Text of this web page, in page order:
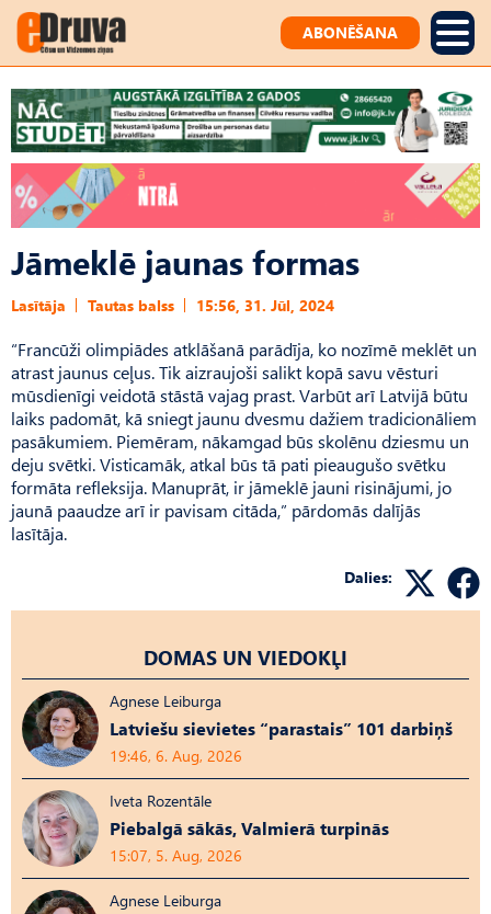
ABONĒŠANA
Jāmeklē jaunas formas
Lasītāja Tautas balss 15:56, 31. Jūl, 2024
“Francūži olimpiādes atklāšanā parādīja, ko nozīmē meklēt un
atrast jaunus ceļus. Tik aizraujoši salikt kopā savu vēsturi
mūsdienīgi veidotā stāstā vajag prast. Varbūt arī Latvijā būtu
laiks padomāt, kā sniegt jaunu dvesmu dažiem tradicionāliem
pasākumiem. Piemēram, nākamgad būs skolēnu dziesmu un
deju svētki. Visticamāk, atkal būs tā pati pieaugušo svētku
formāta refleksija. Manuprāt, ir jāmeklē jauni risinājumi, jo
jaunā paaudze arī ir pavisam citāda,” pārdomās dalījās
lasītāja.
Dalies:
DOMAS UN VIEDOKĻI
Agnese Leiburga
Latviešu sievietes “parastais” 101 darbiņš
19:46, 6. Aug, 2026
Iveta Rozentāle
Piebalgā sākās, Valmierā turpinās
15:07, 5. Aug, 2026
Agnese Leiburga